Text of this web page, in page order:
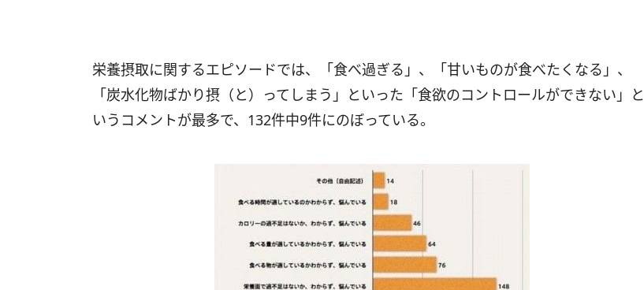
栄養摂取に関するエピソードでは、「食べ過ぎる」、「甘いものが食べたくなる」、
「炭水化物ばかり摂（と）ってしまう」といった「食欲のコントロールができない」と
いうコメントが最多で、132件中9件にのぼっている。